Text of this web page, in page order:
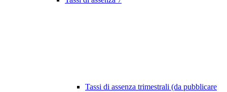
Tassi di assenza trimestrali (da pubblicare